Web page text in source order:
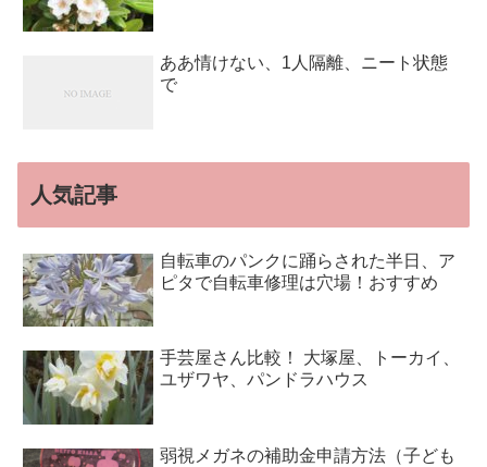
ああ情けない、1人隔離、ニート状態
で
人気記事
自転車のパンクに踊らされた半日、ア
ピタで自転車修理は穴場！おすすめ
手芸屋さん比較！ 大塚屋、トーカイ、
ユザワヤ、パンドラハウス
弱視メガネの補助金申請方法（子ども